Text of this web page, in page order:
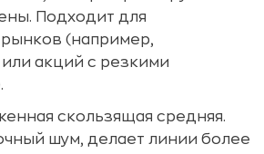
Подходит для
(например,
акций с резкими
скользящая средняя.
шум, делает линии более